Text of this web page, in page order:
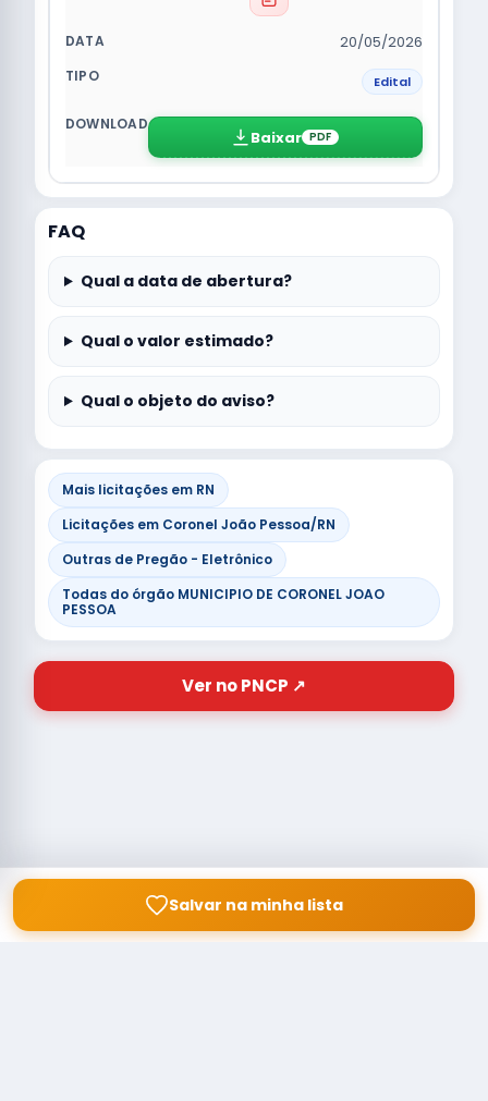
20/05/2026
Edital
Baixar PDF
FAQ
Qual a data de abertura?
Qual o valor estimado?
Qual o objeto do aviso?
Mais licitações em RN
Licitações em Coronel João Pessoa/RN
Outras de Pregão - Eletrônico
Todas do órgão MUNICIPIO DE CORONEL JOAO
PESSOA
Ver no PNCP ↗
Salvar na minha lista